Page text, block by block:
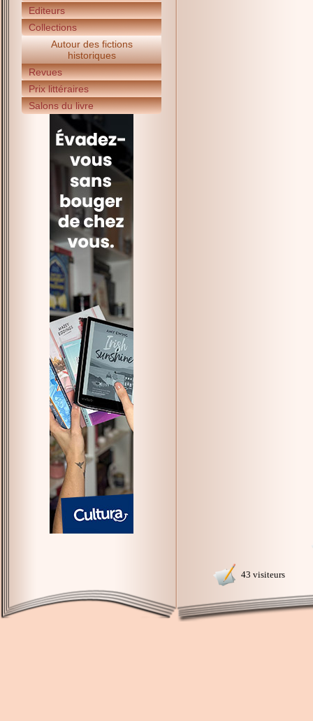
Editeurs
Collections
Autour des fictions
historiques
Revues
Prix littéraires
Salons du livre
43 visiteurs